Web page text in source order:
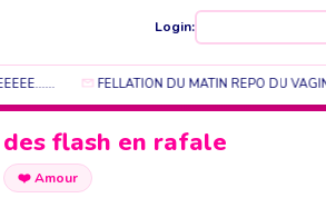
Login:
FELLATION DU MATIN REPO DU
des flash en rafale
❤️Amour